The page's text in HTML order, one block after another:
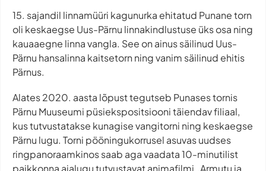
15. sajandil linnamüüri kagunurka ehitatud Punane torn
oli keskaegse Uus-Pärnu linnakindlustuse üks osa ning
kauaaegne linna vangla. See on ainus säilinud Uus-
Pärnu hansalinna kaitsetorn ning vanim säilinud ehitis
Pärnus.
Alates 2020. aasta lõpust tegutseb Punases tornis
Pärnu Muuseumi püsiekspositsiooni täiendav filiaal,
kus tutvustatakse kunagise vangitorni ning keskaegse
Pärnu lugu. Torni pööningukorrusel asuvas uudses
ringpanoraamkinos saab aga vaadata 10-minutilist
paikkonna ajalugu tutvustavat animafilmi „Armutu ja